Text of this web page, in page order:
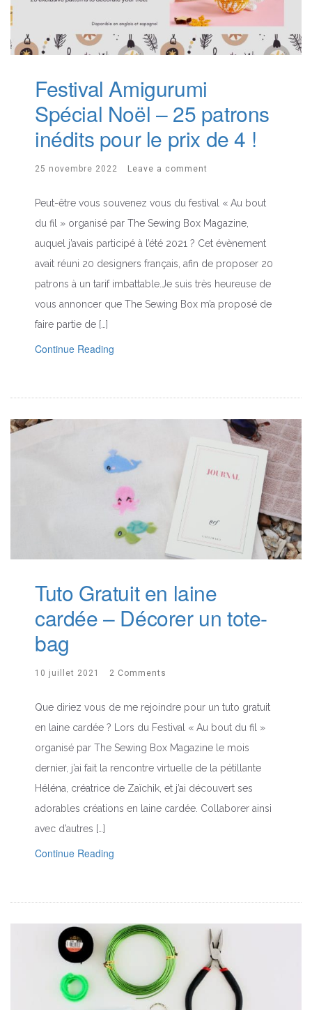
Festival Amigurumi
Spécial Noël – 25 patrons
inédits pour le prix de 4 !
25 novembre 2022 Leave a comment
Peut-être vous souvenez vous du festival « Au bout
du fil » organisé par The Sewing Box Magazine,
auquel j’avais participé à l’été 2021 ? Cet évènement
avait réuni 20 designers français, afin de proposer 20
patrons à un tarif imbattable.Je suis très heureuse de
vous annoncer que The Sewing Box m’a proposé de
faire partie de […]
Continue Reading
Tuto Gratuit en laine
cardée – Décorer un tote-
bag
10 juillet 2021 2 Comments
Que diriez vous de me rejoindre pour un tuto gratuit
en laine cardée ? Lors du Festival « Au bout du fil »
organisé par The Sewing Box Magazine le mois
dernier, j’ai fait la rencontre virtuelle de la pétillante
Héléna, créatrice de Zaïchik, et j’ai découvert ses
adorables créations en laine cardée. Collaborer ainsi
avec d’autres […]
Continue Reading